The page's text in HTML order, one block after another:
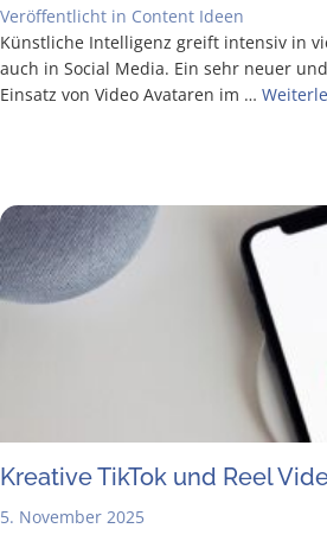
Veröffentlicht in Content Ideen
Künst­li­che Intel­li­genz greift inten­siv in
auch in Social Media. Ein sehr neu­er
Ein­satz von Video Ava­ta­ren im …
Krea­ti­ve Tik­Tok und Reel
5. November 2025